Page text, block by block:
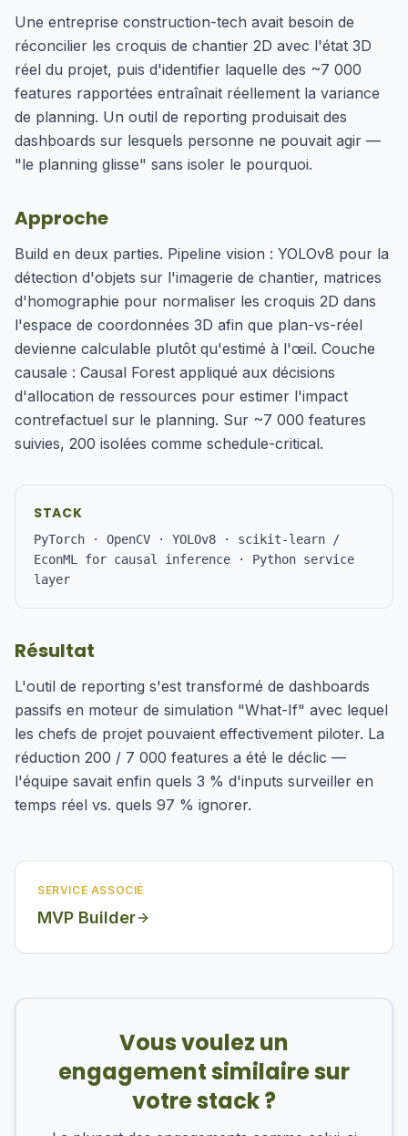
Une entreprise construction-tech avait besoin de
réconcilier les croquis de chantier 2D avec l'état 3D
réel du projet, puis d'identifier laquelle des ~7 000
features rapportées entraînait réellement la variance
de planning. Un outil de reporting produisait des
dashboards sur lesquels personne ne pouvait agir —
"le planning glisse" sans isoler le pourquoi.
Approche
Build en deux parties. Pipeline vision : YOLOv8 pour la
détection d'objets sur l'imagerie de chantier, matrices
d'homographie pour normaliser les croquis 2D dans
l'espace de coordonnées 3D afin que plan-vs-réel
devienne calculable plutôt qu'estimé à l'œil. Couche
causale : Causal Forest appliqué aux décisions
d'allocation de ressources pour estimer l'impact
contrefactuel sur le planning. Sur ~7 000 features
suivies, 200 isolées comme schedule-critical.
STACK
PyTorch · OpenCV · YOLOv8 · scikit-learn /
EconML for causal inference · Python service
layer
Résultat
L'outil de reporting s'est transformé de dashboards
passifs en moteur de simulation "What-If" avec lequel
les chefs de projet pouvaient effectivement piloter. La
réduction 200 / 7 000 features a été le déclic —
l'équipe savait enfin quels 3 % d'inputs surveiller en
temps réel vs. quels 97 % ignorer.
SERVICE ASSOCIÉ
MVP Builder
Vous voulez un
engagement similaire sur
votre stack ?